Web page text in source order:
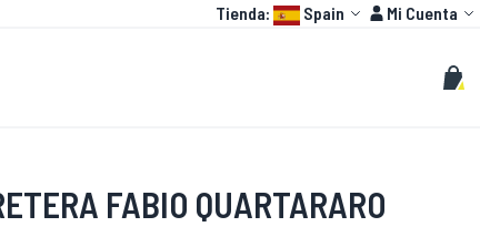
Language:
Tienda: Spain Cuenta
Mi Cuenta
Buscar
Mi
FABIO QUARTARARO